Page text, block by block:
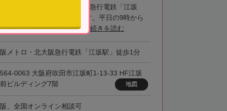
大阪は、大阪メトロ・北大阪急行電鉄「江坂
の位置にある税理士法人です。平日の9時から
おり、土日祝日や時間外... 続きを読む
メトロ・北大阪急行電鉄「江坂駅」徒歩1分
0063 大阪府吹田市江坂町1-13-33 HF江坂
ビルディング7階
地図
、全国オンライン相談可